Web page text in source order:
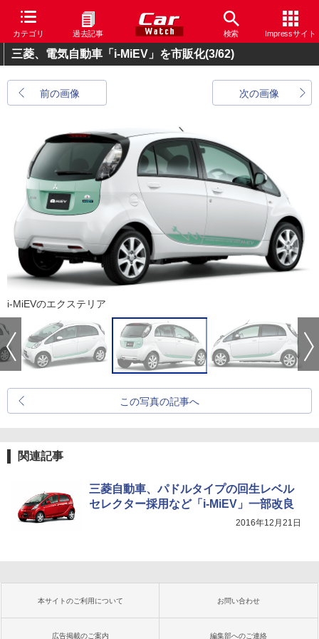
カテゴリ 過去記事 検索 Impressサイト
三菱、電気自動車「i-MiEV」を市販化(3/62)
前の画像 次の画像
i-MiEVのエクステリア
この写真の記事へ
関連記事
三菱自動車、パドルタイプの回生レベル
セレクター採用など「i-MiEV」一部改良
2016年12月21日
本サイトのご利用について お問い合わせ
広告掲載のご案内 編集部へのご連絡